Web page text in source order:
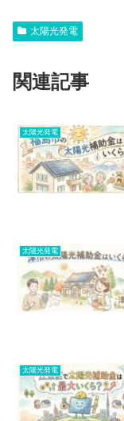
太陽光発電
関連記事
太陽光発電
太陽光発電
太陽光発電